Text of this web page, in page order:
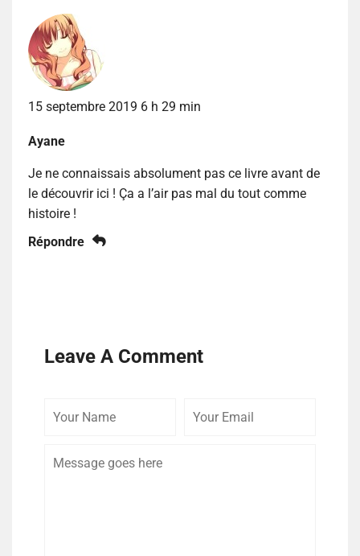
15 septembre 2019 6 h 29 min
Ayane
Je ne connaissais absolument pas ce livre avant de
le découvrir ici ! Ça a l’air pas mal du tout comme
histoire !
Répondre
Leave A Comment